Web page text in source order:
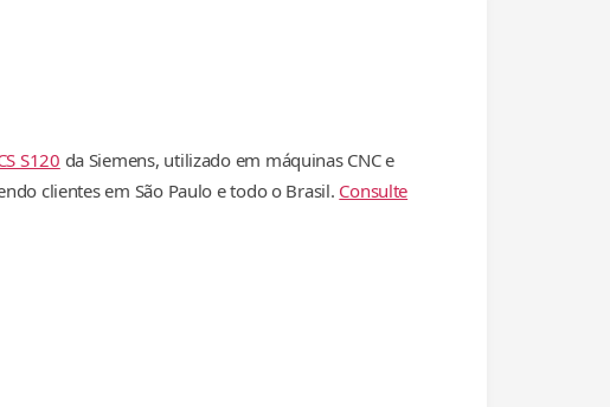
S120 da Siemens, utilizado em máquinas CNC e
clientes em São Paulo e todo o Brasil. Consulte